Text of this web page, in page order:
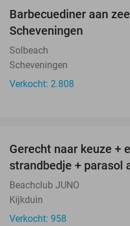
Barbecuediner aan
Scheveningen
Solbeach
Scheveningen
Verkocht: 2.808
Gerecht naar keuze +
strandbedje + parasol
Beachclub JUNO
Kijkduin
Verkocht: 958